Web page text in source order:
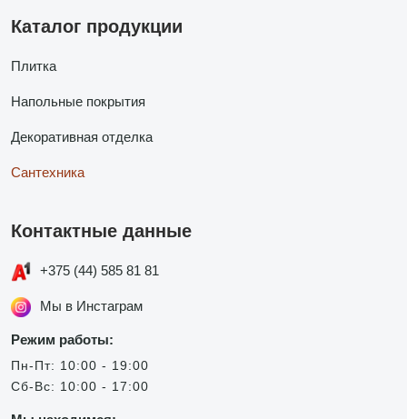
Каталог продукции
Плитка
Напольные покрытия
Декоративная отделка
Сантехника
Контактные данные
+375 (44) 585 81 81
Мы в Инстаграм
Режим работы:
Пн-Пт: 10:00 - 19:00
Сб-Вс: 10:00 - 17:00